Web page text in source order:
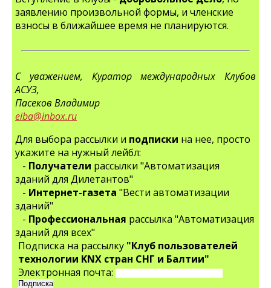
заявлению произвольной формы, и членские
взносы в ближайшее время не планируются.
С уважением, Куратор международных Клубов
АСУЗ,
Пасеков Владимир
eiba@inbox.ru
Для выбора рассылки и подписки на нее, просто
укажите на нужный лейбл:
- Получатели рассылки "Автоматизация
зданий для Дилетантов"
- Интернет-газета "Вести автоматизации
зданий"
- Профессиональная рассылка "Автоматизация
зданий для всех"
Подписка на рассылку "Клуб пользователей
технологии KNX стран СНГ и Балтии"
Электронная почта: